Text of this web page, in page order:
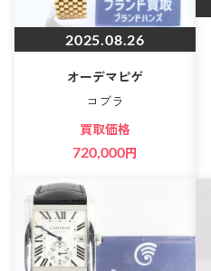
2025.08.26
オーデマピゲ
コブラ
買取価格
720,000円